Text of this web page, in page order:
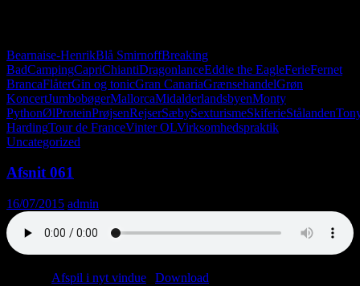
Bearnaise-HenrikBlå SmirnoffBreaking
BadCampingCapriChiantiDragonlanceEddie the EagleFerieFernet
BrancaFlåterGin og tonicGran CanariaGrænsehandelGrøn
KoncertJumbobøgerMallorcaMidalderlandsbyenMonty
PythonØlProteinPrøjsenRejserSæbySexturismeSkiferieStålanden
HardingTour de FranceVinter OLVirksomhedspraktik
Uncategorized
Afsnit 061
16/07/2015 admin
Afspil i nyt vindue Download